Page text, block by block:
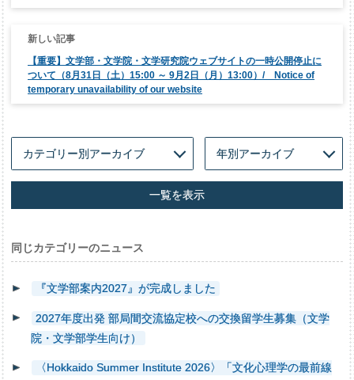
ョ
【重要】文学部・文学院・文学研究院ウェブサイトの一時公開停止に
ついて（8月31日（土）15:00 ～ 9月2日（月）13:00）/ Notice of
temporary unavailability of our website
一覧を表示
同じカテゴリーのニュース
『文学部案内2027』が完成しました
2027年度出発 部局間交流協定校への交換留学生募集（文学
院・文学部学生向け）
〈Hokkaido Summer Institute 2026〉「文化心理学の最前線